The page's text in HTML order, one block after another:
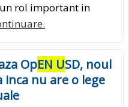
rol important in
OpEN USD, noul
nu are o lege